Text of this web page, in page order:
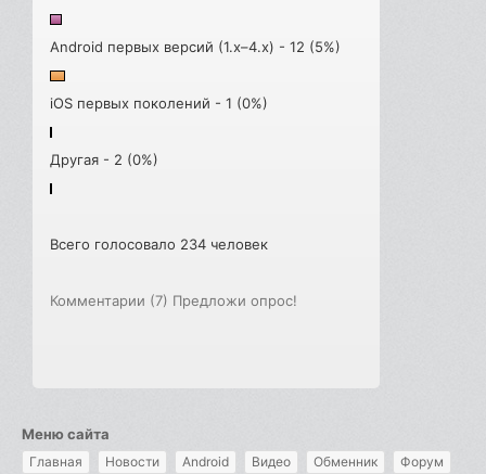
Android первых версий (1.x–4.x) - 12 (5%)
iOS первых поколений - 1 (0%)
Другая - 2 (0%)
Всего голосовало 234 человек
Комментарии (7) Предложи опрос!
Меню сайта
Главная Новости Android Видео Обменник Форум